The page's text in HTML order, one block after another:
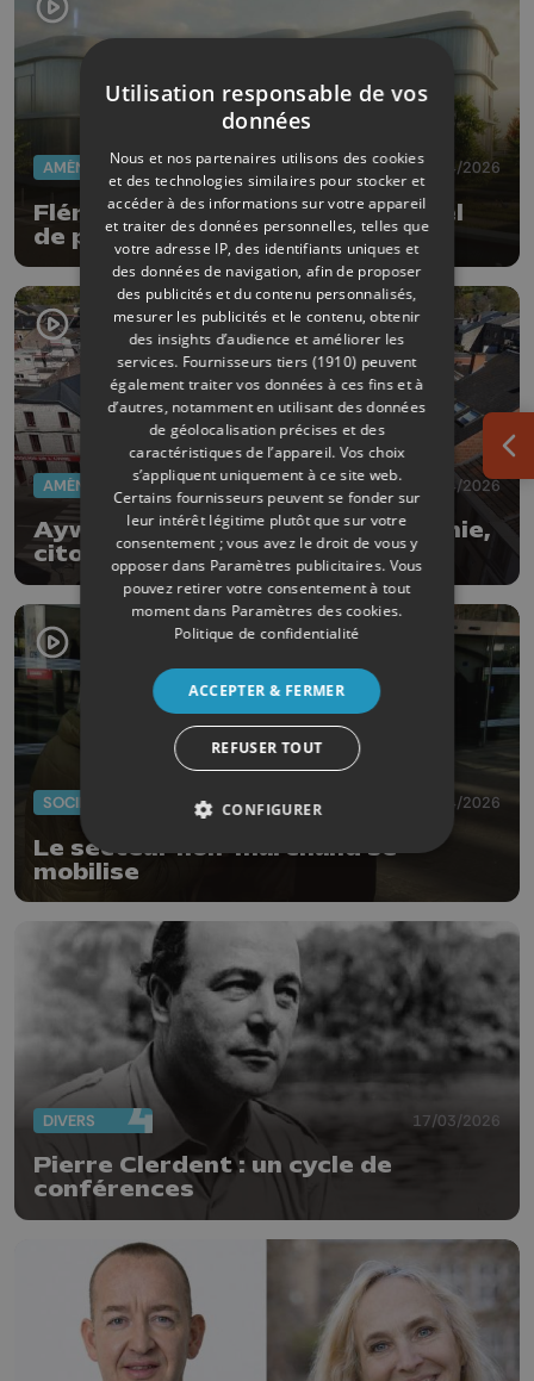
AMÉNAGEMENT DU TERRITOIRE 08/04/2026
Flémalle aura un tout nouvel hôtel
de police fin 2027
AMÉNAGEMENT DU TERRITOIRE 08/04/2026
Aywaille: la place Joseph Thiry finie,
citoyens et commerçants ravis
SOCIÉTÉ 07/04/2026
Le secteur non-marchand se
mobilise
DIVERS 17/03/2026
Pierre Clerdent : un cycle de
conférences
Utilisation responsable de vos
données
Nous et nos partenaires utilisons des cookies
et des technologies similaires pour stocker et
accéder à des informations sur votre appareil
et traiter des données personnelles, telles que
votre adresse IP, des identifiants uniques et
des données de navigation, afin de proposer
des publicités et du contenu personnalisés,
mesurer les publicités et le contenu, obtenir
des insights d’audience et améliorer les
services. Fournisseurs tiers (1910) peuvent
également traiter vos données à ces fins et à
d’autres, notamment en utilisant des données
de géolocalisation précises et des
caractéristiques de l’appareil. Vos choix
s’appliquent uniquement à ce site web.
Certains fournisseurs peuvent se fonder sur
leur intérêt légitime plutôt que sur votre
consentement ; vous avez le droit de vous y
opposer dans Paramètres publicitaires. Vous
pouvez retirer votre consentement à tout
moment dans Paramètres des cookies.
Politique de confidentialité
ACCEPTER & FERMER
REFUSER TOUT
CONFIGURER